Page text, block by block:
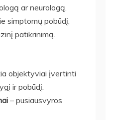
ar neurologą.
simptomų pobūdį,
patikrinimą.
objektyviai įvertinti
ir pobūdį.
– pusiausvyros